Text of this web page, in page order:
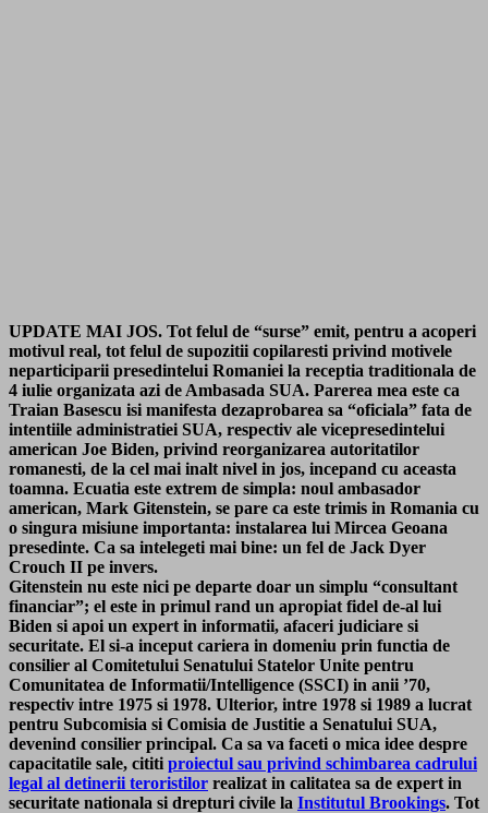
UPDATE MAI JOS. Tot felul de “surse” emit, pentru a acoperi
motivul real, tot felul de supozitii copilaresti privind motivele
neparticiparii presedintelui Romaniei la receptia traditionala de
4 iulie organizata azi de Ambasada SUA. Parerea mea este ca
Traian Basescu isi manifesta dezaprobarea sa “oficiala” fata de
intentiile administratiei SUA, respectiv ale vicepresedintelui
american Joe Biden, privind reorganizarea autoritatilor
romanesti, de la cel mai inalt nivel in jos, incepand cu aceasta
toamna. Ecuatia este extrem de simpla: noul ambasador
american, Mark Gitenstein, se pare ca este trimis in Romania cu
o singura misiune importanta: instalarea lui Mircea Geoana
presedinte. Ca sa intelegeti mai bine: un fel de Jack Dyer
Crouch II pe invers.
Gitenstein nu este nici pe departe doar un simplu “consultant
financiar”; el este in primul rand un apropiat fidel de-al lui
Biden si apoi un expert in informatii, afaceri judiciare si
securitate. El si-a inceput cariera in domeniu prin functia de
consilier al Comitetului Senatului Statelor Unite pentru
Comunitatea de Informatii/Intelligence (SSCI) in anii ’70,
respectiv intre 1975 si 1978. Ulterior, intre 1978 si 1989 a lucrat
pentru Subcomisia si Comisia de Justitie a Senatului SUA,
devenind consilier principal. Ca sa va faceti o mica idee despre
capacitatile sale, cititi proiectul sau privind schimbarea cadrului
legal al detinerii teroristilor realizat in calitatea sa de expert in
securitate nationala si drepturi civile la Institutul Brookings. Tot